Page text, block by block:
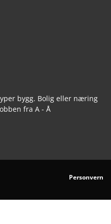
bygg. Bolig eller næring
fra A - Å
Personvern